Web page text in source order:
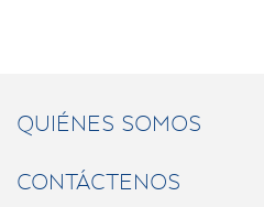
QUIÉNES SOMOS
CONTÁCTENOS